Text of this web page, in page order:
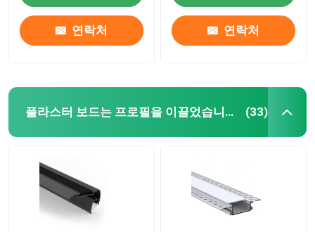
연락처 연락처
플라스터 보드는 프로필을 이끌었습니다 (33)